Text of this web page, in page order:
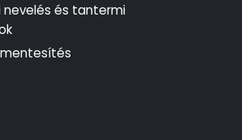
nevelés és tantermi